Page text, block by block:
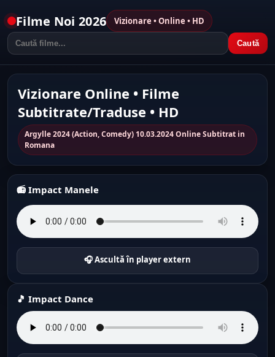
Filme Noi 2026 Vizionare • Online • HD
Caută
Vizionare Online • Filme
Subtitrate/Traduse • HD
Argylle 2024 (Action, Comedy) 10.03.2024 Online Subtitrat in
Romana
📻 Impact Manele
🎧 Ascultă în player extern
🎵 Impact Dance